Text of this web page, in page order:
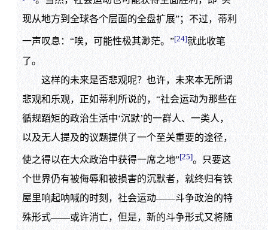
现从地方到全球各个层面的全盘扩展”；不过，蒂利
一声叹息：“唉，可能性极其渺茫。”[24]就此收笔
了。
这样的未来是否悲观呢？也许，未来本无所谓
悲观和乐观，正如蒂利所说的，“社会运动为那些在
循规蹈矩的政治生活中‘沉默’的一群人、一类人，
以及无人提及的议题提供了一个至关重要的途径，
使之得以在大众政治中获得一席之地”[25]。只要这
个世界仍有被侮辱和被损害的沉默者，就终归有铁
屋里响起呐喊的时刻，社会运动——斗争政治的特
殊形式——或许消亡，但是，新的斗争形式又将随